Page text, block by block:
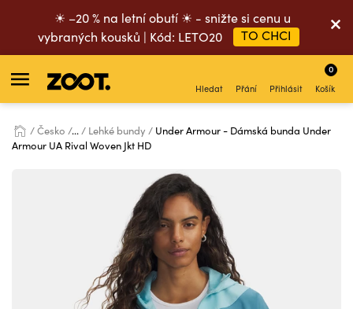
☀ –20 % na letní obutí ☀ - snižte si cenu u
vybraných kousků | Kód: LETO20
TO CHCI
Hledat Přání Přihlásit Košík
0
Česko ... Lehké bundy
Under Armour - Dámská bunda Under
Armour UA Rival Woven Jkt HD